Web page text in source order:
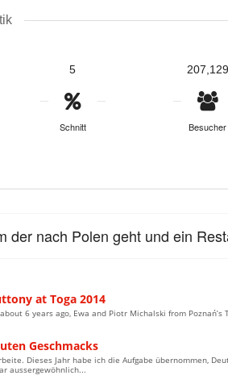
5
Schnitt
207,129
Besucher
der nach Polen geht und ein
at Toga 2014
6 years ago, Ewa and Piotr Michalski from
Geschmacks
Dieses Jahr habe ich die Aufgabe übernommen,
aussergewöhnlich...